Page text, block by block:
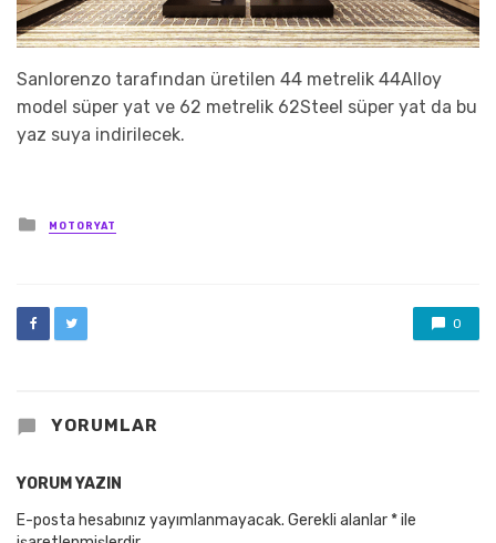
Sanlorenzo tarafından üretilen 44 metrelik 44Alloy
model süper yat ve 62 metrelik 62Steel süper yat da bu
yaz suya indirilecek.
Posted
in
MOTORYAT
0
YORUMLAR
YORUM YAZIN
E-posta hesabınız yayımlanmayacak. Gerekli alanlar *ile